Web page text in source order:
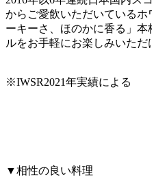
からご愛飲いただいている
ーキーさ、ほのかに香る」
ルをお手軽にお楽しみいただ
※IWSR2021年実績による
▼相性の良い料理